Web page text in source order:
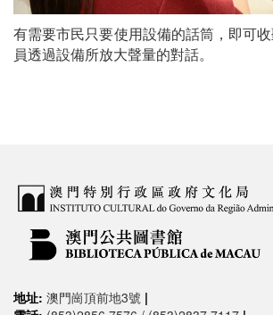
有需要市民只要使用設備的話筒，即可
員透過設備所放大聲量的對話。
地址: 澳門崗頂前地3號 |